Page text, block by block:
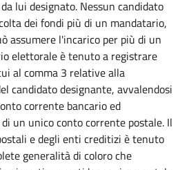
lui designato. Nessun candidato
dei fondi più di un mandatario,
assumere l'incarico per più di un
elettorale è tenuto a registrare
al comma 3 relative alla
candidato designante, avvalendosi
corrente bancario ed
un unico conto corrente postale. Il
e degli enti creditizi è tenuto
generalità di coloro che